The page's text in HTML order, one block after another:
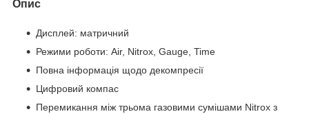
Опис
Дисплей: матричний
Режими роботи: Air, Nitrox, Gauge, Time
Повна інформація щодо декомпресії
Цифровий компас
Перемикання між трьома газовими сумішами Nitrox з